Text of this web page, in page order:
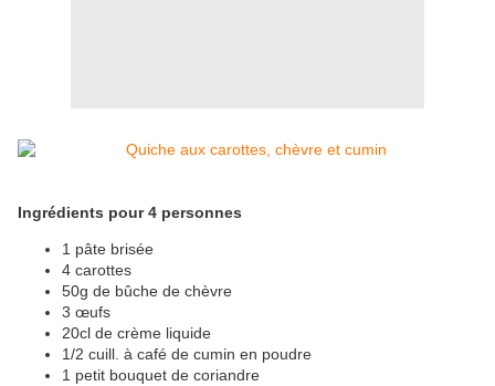
Ingrédients pour 4 personnes
1 pâte brisée
4 carottes
50g de bûche de chèvre
3 œufs
20cl de crème liquide
1/2 cuill. à café de cumin en poudre
1 petit bouquet de coriandre